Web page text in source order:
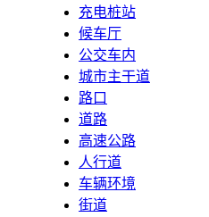
充电桩站
候车厅
公交车内
城市主干道
路口
道路
高速公路
人行道
车辆环境
街道